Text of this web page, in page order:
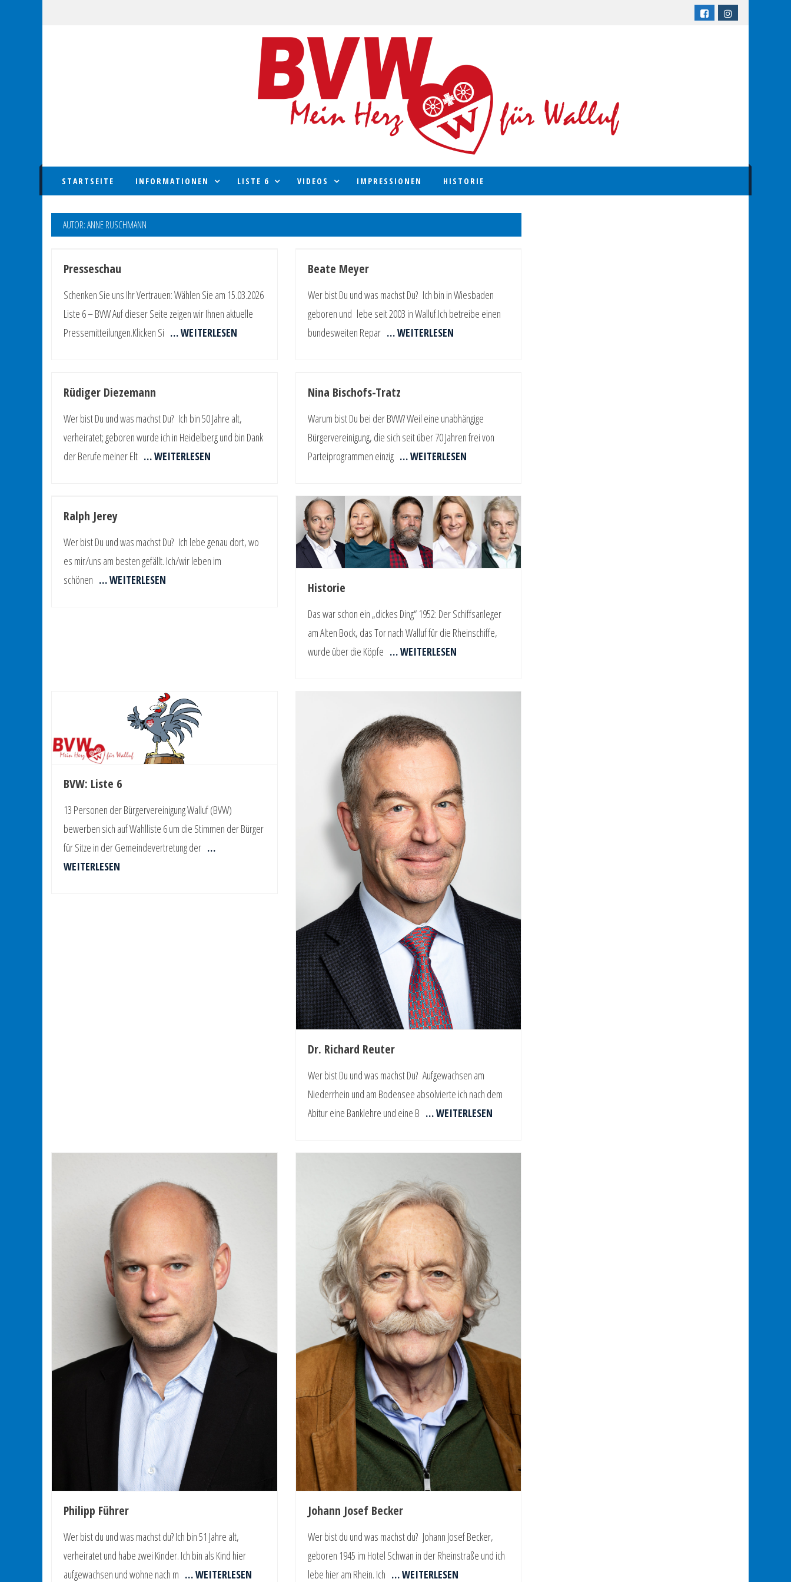
STARTSEITE INFORMATIONEN LISTE 6 VIDEOS IMPRESSIONEN HISTORIE
AUTOR:ANNE RUSCHMANN
Presseschau
Schenken Sie uns Ihr Vertrauen: Wählen Sie am 15.03.2026
Liste 6 – BVW Auf dieser Seite zeigen wir Ihnen aktuelle
Pressemitteilungen.Klicken Si … WEITERLESEN
Beate Meyer
Wer bist Du und was machst Du? Ich bin in Wiesbaden
geboren und lebe seit 2003 in Walluf.Ich betreibe einen
bundesweiten Repar … WEITERLESEN
Rüdiger Diezemann
Wer bist Du und was machst Du? Ich bin 50 Jahre alt,
verheiratet; geboren wurde ich in Heidelberg und bin Dank
der Berufe meiner Elt … WEITERLESEN
Nina Bischofs-Tratz
Warum bist Du bei der BVW? Weil eine unabhängige
Bürgervereinigung, die sich seit über 70 Jahren frei von
Parteiprogrammen einzig … WEITERLESEN
Ralph Jerey
Wer bist Du und was machst Du? Ich lebe genau dort, wo
es mir/uns am besten gefällt. Ich/wir leben im
schönen … WEITERLESEN
Historie
Das war schon ein „dickes Ding“ 1952: Der Schiffsanleger
am Alten Bock, das Tor nach Walluf für die Rheinschiffe,
wurde über die Köpfe … WEITERLESEN
BVW: Liste 6
13 Personen der Bürgervereinigung Walluf (BVW)
bewerben sich auf Wahlliste 6 um die Stimmen der Bürger
für Sitze in der Gemeindevertretung der …
WEITERLESEN
Dr. Richard Reuter
Wer bist Du und was machst Du? Aufgewachsen am
Niederrhein und am Bodensee absolvierte ich nach dem
Abitur eine Banklehre und eine B … WEITERLESEN
Philipp Führer
Wer bist du und was machst du? Ich bin 51 Jahre alt,
verheiratet und habe zwei Kinder. Ich bin als Kind hier
aufgewachsen und wohne nach m … WEITERLESEN
Johann Josef Becker
Wer bist du und was machst du? Johann Josef Becker,
geboren 1945 im Hotel Schwan in der Rheinstraße und ich
lebe hier am Rhein. Ich … WEITERLESEN